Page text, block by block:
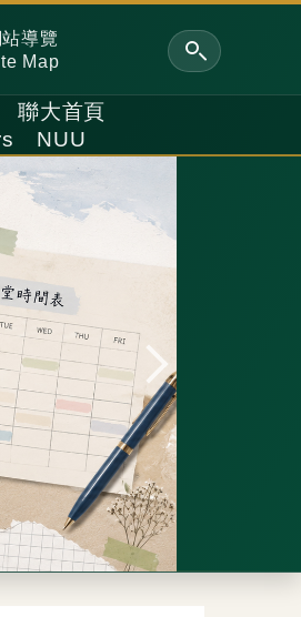
導覽
Map
聯大首頁
NUU